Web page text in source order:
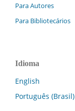
Para Autores
Para Bibliotecários
Idioma
English
Português (Brasil)